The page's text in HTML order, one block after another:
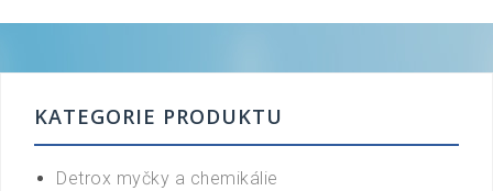
KATEGORIE PRODUKTU
Detrox myčky a chemikálie